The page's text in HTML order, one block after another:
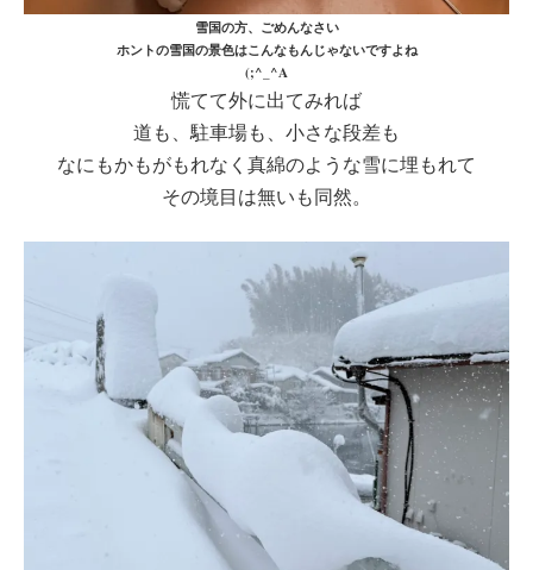
雪国の方、ごめんなさい
ホントの雪国の景色はこんなもんじゃないですよね
(;^_^A
慌てて外に出てみれば
道も、駐車場も、小さな段差も
なにもかもがもれなく真綿のような雪に埋もれて
その境目は無いも同然。